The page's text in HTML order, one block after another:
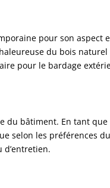
pour son aspect
du bois
pour le bardage
du bâtiment. En tant
selon les préférences